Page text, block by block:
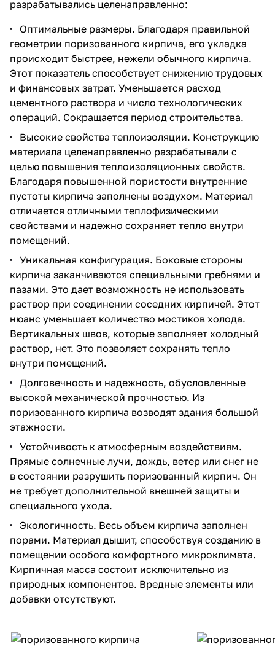
разрабатывались целенаправленно:
Оптимальные размеры. Благодаря правильной
геометрии поризованного кирпича, его укладка
происходит быстрее, нежели обычного кирпича.
Этот показатель способствует снижению трудовых
и финансовых затрат. Уменьшается расход
цементного раствора и число технологических
операций. Сокращается период строительства.
Высокие свойства теплоизоляции. Конструкцию
материала целенаправленно разрабатывали с
целью повышения теплоизоляционных свойств.
Благодаря повышенной пористости внутренние
пустоты кирпича заполнены воздухом. Материал
отличается отличными теплофизическими
свойствами и надежно сохраняет тепло внутри
помещений.
Уникальная конфигурация. Боковые стороны
кирпича заканчиваются специальными гребнями и
пазами. Это дает возможность не использовать
раствор при соединении соседних кирпичей. Этот
нюанс уменьшает количество мостиков холода.
Вертикальных швов, которые заполняет холодный
раствор, нет. Это позволяет сохранять тепло
внутри помещений.
Долговечность и надежность, обусловленные
высокой механической прочностью. Из
поризованного кирпича возводят здания большой
этажности.
Устойчивость к атмосферным воздействиям.
Прямые солнечные лучи, дождь, ветер или снег не
в состоянии разрушить поризованный кирпич. Он
не требует дополнительной внешней защиты и
специального ухода.
Экологичность. Весь объем кирпича заполнен
порами. Материал дышит, способствуя созданию в
помещении особого комфортного микроклимата.
Кирпичная масса состоит исключительно из
природных компонентов. Вредные элементы или
добавки отсутствуют.